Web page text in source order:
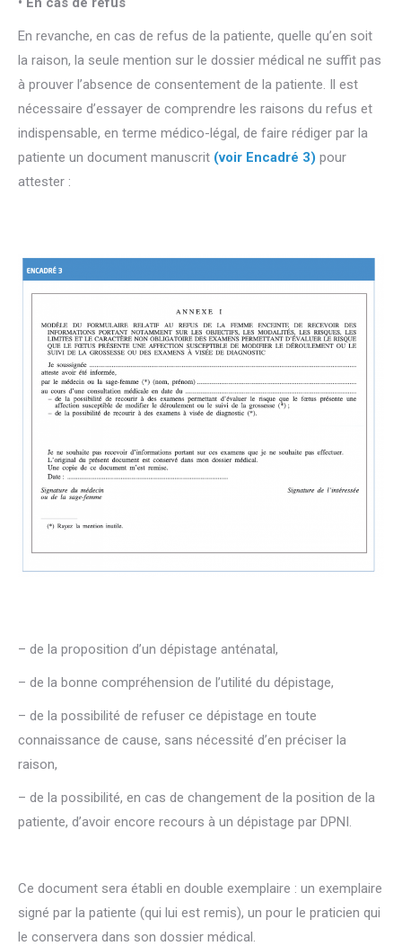
En revanche, en cas de refus de la patiente, quelle qu’en soit
la raison, la seule mention sur le dossier médical ne suffit pas
à prouver l’absence de consentement de la patiente. Il est
nécessaire d’essayer de comprendre les raisons du refus et
indispensable, en terme médico-légal, de faire rédiger par la
patiente un document manuscrit (voir Encadré 3) pour
attester :
– de la proposition d’un dépistage anténatal,
– de la bonne compréhension de l’utilité du dépistage,
– de la possibilité de refuser ce dépistage en toute
connaissance de cause, sans nécessité d’en préciser la
raison,
– de la possibilité, en cas de changement de la position de la
patiente, d’avoir encore recours à un dépistage par DPNI.
Ce document sera établi en double exemplaire : un exemplaire
signé par la patiente (qui lui est remis), un pour le praticien qui
le conservera dans son dossier médical.